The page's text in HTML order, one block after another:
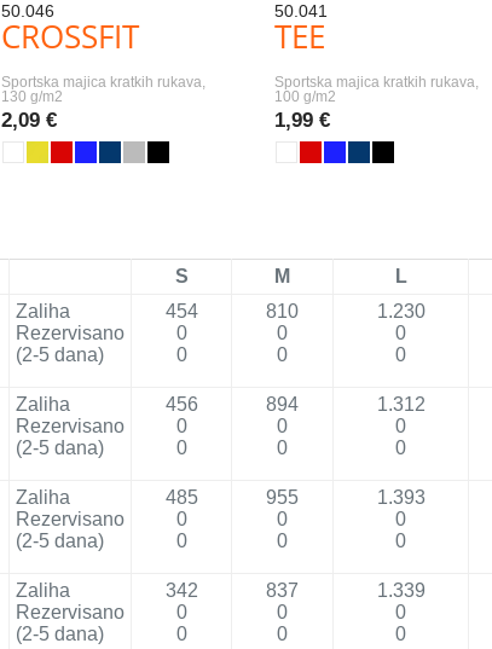
50.046
CROSSFIT
Sportska majica kratkih rukava,
130 g/m2
2,09 €
50.041
TEE
Sportska majica kratkih rukava,
100 g/m2
1,99 €
S M L
Zaliha
Rezervisano
(2-5 dana)
454
0
0
810
0
0
1.230
0
0
Zaliha
Rezervisano
(2-5 dana)
456
0
0
894
0
0
1.312
0
0
Zaliha
Rezervisano
(2-5 dana)
485
0
0
955
0
0
1.393
0
0
Zaliha
Rezervisano
(2-5 dana)
342
0
0
837
0
0
1.339
0
0